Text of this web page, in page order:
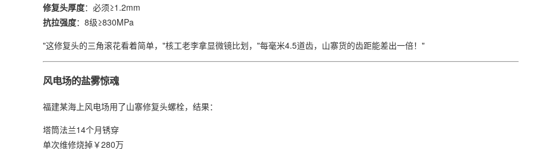
​修复头厚度​​：必须≥1.2mm
​抗拉强度​​：8级≥830MPa
"这修复头的三角滚花看着简单，"核工老李拿显微镜比划，"每毫米4.5道齿，山寨货的齿距能差出一倍！"
风电场的盐雾惊魂
福建某海上风电场用了山寨修复头螺栓，结果：
塔筒法兰14个月锈穿
单次维修烧掉￥280万